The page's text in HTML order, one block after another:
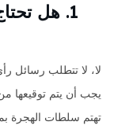
1. هل
لا، لا تتطلب رسائل
يجب أن يتم توقيعها
تهتم سلطات الهجرة